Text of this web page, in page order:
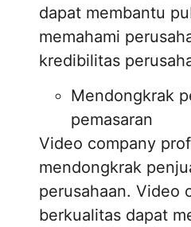
dapat membantu
memahami
kredibilitas
Mendongkrak
pemasaran
Video company
mendongkrak
perusahaan. Video
berkualitas dapat